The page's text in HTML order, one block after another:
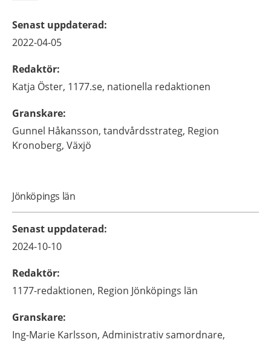
Senast uppdaterad:
2022-04-05
Redaktör:
Katja Öster, 1177.se, nationella redaktionen
Granskare:
Gunnel Håkansson, tandvårdsstrateg, Region
Kronoberg, Växjö
Jönköpings län
Senast uppdaterad:
2024-10-10
Redaktör:
1177-redaktionen, Region Jönköpings län
Granskare:
Ing-Marie Karlsson, Administrativ samordnare,